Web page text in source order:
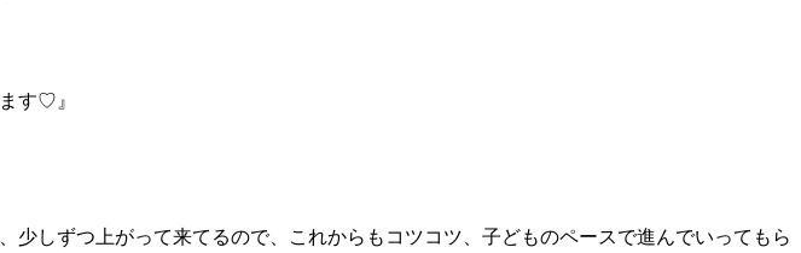
す♡』
しずつ上がって来てるので、これからもコツコツ、子どものペースで進んでいってもら